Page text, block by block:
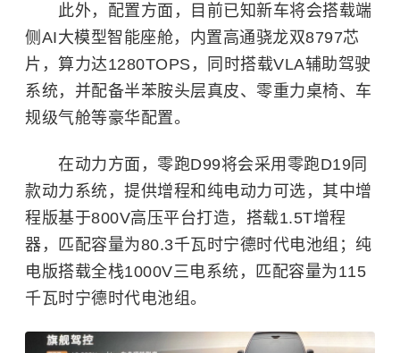
此外，配置方面，目前已知新车将会搭载端
侧AI大模型智能座舱，内置高通骁龙双8797芯
片，算力达1280TOPS，同时搭载VLA辅助驾驶
系统，并配备半苯胺头层真皮、零重力桌椅、车
规级气舱等豪华配置。
在动力方面，零跑D99将会采用零跑D19同
款动力系统，提供增程和纯电动力可选，其中增
程版基于800V高压平台打造，搭载1.5T增程
器，匹配容量为80.3千瓦时宁德时代电池组；纯
电版搭载全栈1000V三电系统，匹配容量为115
千瓦时宁德时代电池组。